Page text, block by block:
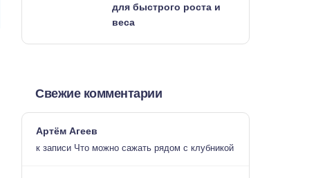
для быстрого роста и
веса
Свежие комментарии
Артём Агеев
к записи Что можно сажать рядом с клубникой